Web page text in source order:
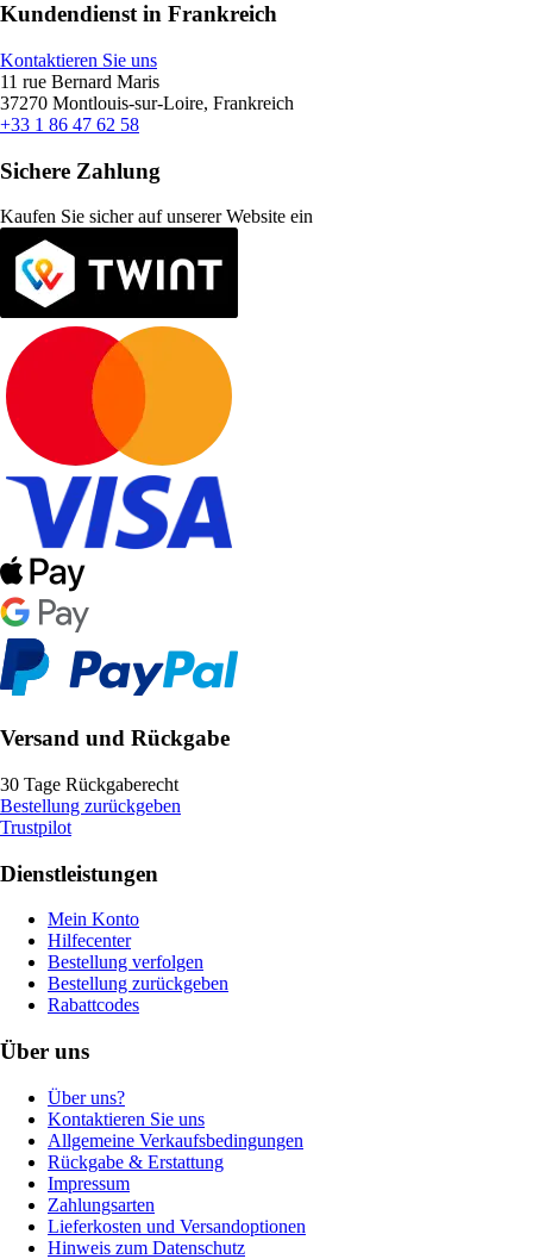
Kundendienst in Frankreich
Kontaktieren Sie uns
11 rue Bernard Maris
37270 Montlouis-sur-Loire, Frankreich
+33 1 86 47 62 58
Sichere Zahlung
Kaufen Sie sicher auf unserer Website ein
Versand und Rückgabe
30 Tage Rückgaberecht
Bestellung zurückgeben
Trustpilot
Dienstleistungen
Mein Konto
Hilfecenter
Bestellung verfolgen
Bestellung zurückgeben
Rabattcodes
Über uns
Über uns?
Kontaktieren Sie uns
Allgemeine Verkaufsbedingungen
Rückgabe & Erstattung
Impressum
Zahlungsarten
Lieferkosten und Versandoptionen
Hinweis zum Datenschutz